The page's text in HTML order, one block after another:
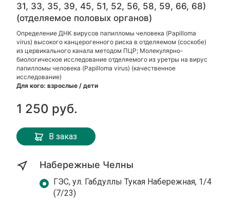
31, 33, 35, 39, 45, 51, 52, 56, 58, 59, 66, 68)
(отделяемое половых органов)
Определение ДНК вирусов папилломы человека (Papilloma
virus) высокого канцерогенного риска в отделяемом (соскобе)
из цервикального канала методом ПЦР; Молекулярно-
биологическое исследование отделяемого из уретры на вирус
папилломы человека (Papilloma virus) (качественное
исследование)
Для кого: взрослые / дети
1 250 руб.
В заказ
Набережные Челны
ГЭС, ул. Габдуллы Тукая Набережная, 1/4
(7/23)